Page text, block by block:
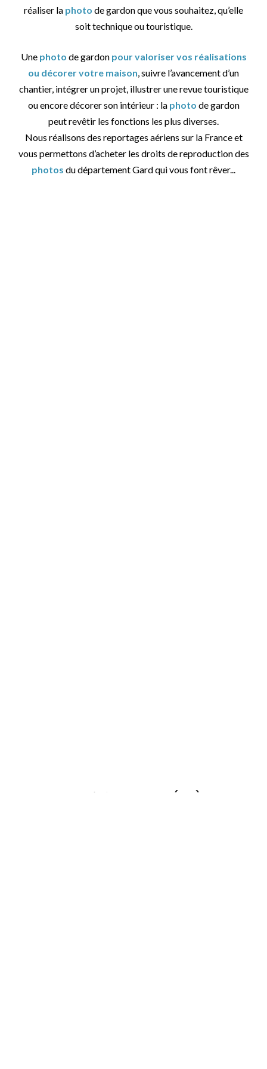
réaliser la photo de gardon que vous souhaitez, qu’elle
soit technique ou touristique.
Une photo de gardon pour valoriser vos réalisations
ou décorer votre maison, suivre l’avancement d’un
chantier, intégrer un projet, illustrer une revue touristique
ou encore décorer son intérieur : la photo de gardon
peut revêtir les fonctions les plus diverses.
Nous réalisons des reportages aériens sur la France et
vous permettons d’acheter les droits de reproduction des
photos du département Gard qui vous font rêver...
Autres localités - Gard (30) :